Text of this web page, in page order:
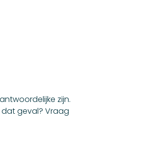
zijn.
dat geval? Vraag